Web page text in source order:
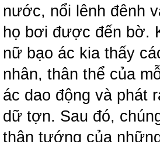
nước, nổi lênh đênh
họ bơi được đến bờ.
nữ bạo ác kia thấy
nhân, thân thể của
ác dao động và phát
dữ tợn. Sau đó,
thân tướng của